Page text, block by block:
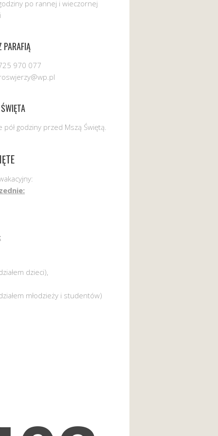
po rannej i wieczornej
PARAFIĄ
970 077
pół godziny przed Mszą Świętą.
dzieci),
młodzieży i studentów)